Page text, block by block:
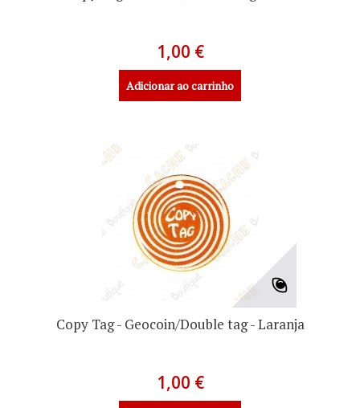
1,00 €
Adicionar ao carrinho
Copy Tag - Geocoin/Double tag - Laranja
1,00 €